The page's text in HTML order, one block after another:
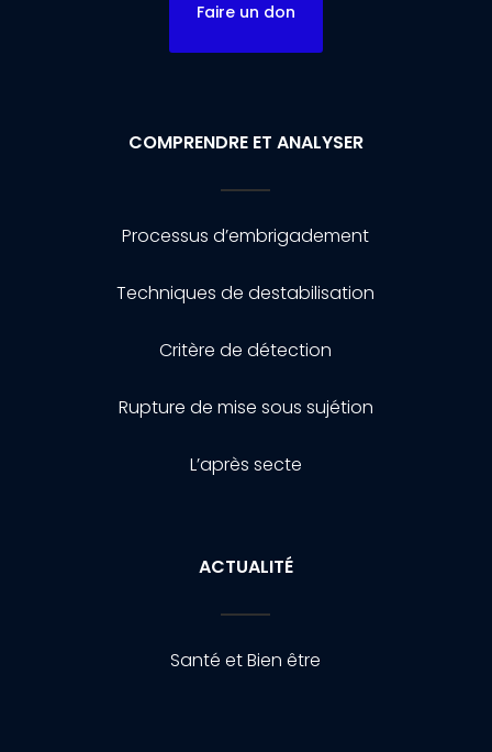
Faire un don
COMPRENDRE ET ANALYSER
Processus d’embrigadement
Techniques de destabilisation
Critère de détection
Rupture de mise sous sujétion
L’après secte
ACTUALITÉ
Santé et Bien être